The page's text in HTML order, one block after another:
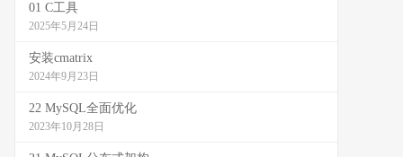
01 C工具
2025年5月24日
安装cmatrix
2024年9月23日
22 MySQL全面优化
2023年10月28日